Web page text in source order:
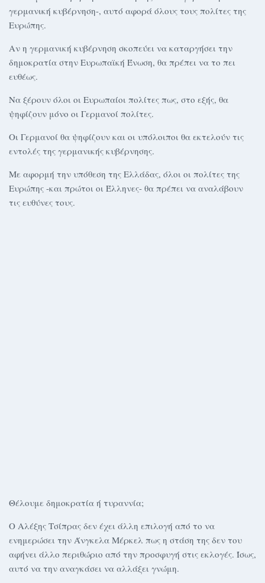
γερμανική κυβέρνηση-, αυτό αφορά όλους τους πολίτες της
Ευρώπης.
Αν η γερμανική κυβέρνηση σκοπεύει να καταργήσει την
δημοκρατία στην Ευρωπαϊκή Ένωση, θα πρέπει να το πει
ευθέως.
Να ξέρουν όλοι οι Ευρωπαίοι πολίτες πως, στο εξής, θα
ψηφίζουν μόνο οι Γερμανοί πολίτες.
Οι Γερμανοί θα ψηφίζουν και οι υπόλοιποι θα εκτελούν τις
εντολές της γερμανικής κυβέρνησης.
Με αφορμή την υπόθεση της Ελλάδας, όλοι οι πολίτες της
Ευρώπης -και πρώτοι οι Έλληνες- θα πρέπει να αναλάβουν
τις ευθύνες τους.
Θέλουμε δημοκρατία ή τυραννία;
Ο Αλέξης Τσίπρας δεν έχει άλλη επιλογή από το να
ενημερώσει την Άνγκελα Μέρκελ πως η στάση της δεν του
αφήνει άλλο περιθώριο από την προσφυγή στις εκλογές. Ίσως,
αυτό να την αναγκάσει να αλλάξει γνώμη.